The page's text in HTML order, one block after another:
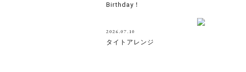
Birthday！
2026.07.10
タイトアレンジ